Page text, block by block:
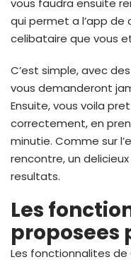
qui permet a l’app de
celibataire que vous
C’est simple, avec
vous demanderont
Ensuite, vous voila
correctement, en
minutie. Comme sur
rencontre, un
resultats.
Les
proposees
Les fonctionnalites